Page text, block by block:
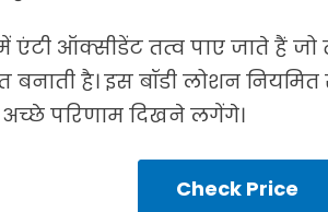
एंटी ऑक्सीडेंट तत्व पाए जाते हैं
बनाती है। इस बॉडी लोशन
अच्छे परिणाम दिखने लगेंगे।
Check Price